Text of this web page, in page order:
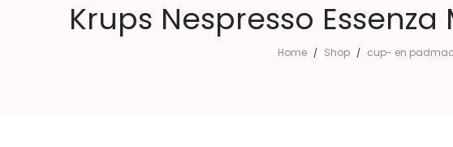
Krups Nespresso Essenza
Home / Shop / cup- en